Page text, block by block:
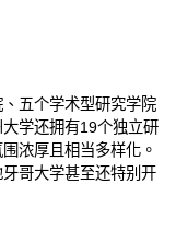
五个学术型研究学院
学还拥有19个独立研
浓厚且相当多样化。
哥大学甚至还特别开